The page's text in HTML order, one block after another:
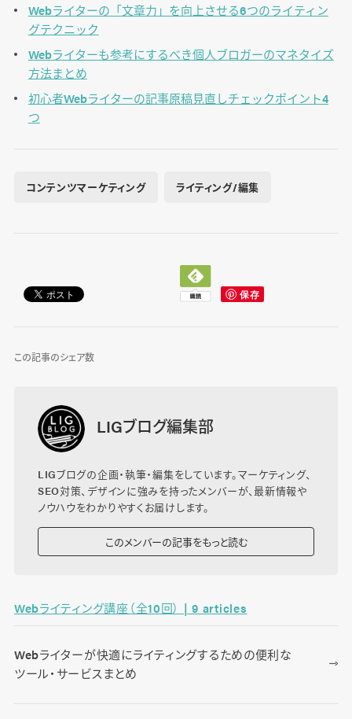
Webライターの「文章力」を向上させる6つのライティン
グテクニック
Webライターも参考にするべき個人ブロガーのマネタイズ
方法まとめ
初心者Webライターの記事原稿見直しチェックポイント4
つ
コンテンツマーケティング ライティング/編集
この記事のシェア数
LIGブログ編集部
LIGブログの企画・執筆・編集をしています。マーケティング、
SEO対策、デザインに強みを持ったメンバーが、最新情報や
ノウハウをわかりやすくお届けします。
このメンバーの記事をもっと読む
Webライティング講座（全10回） | 9 articles
Webライターが快適にライティングするための便利な
ツール・サービスまとめ